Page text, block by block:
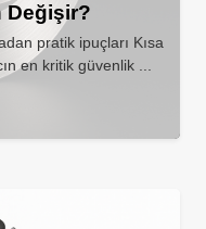
Değişir?
pratik ipuçları Kısa
en kritik güvenlik ...